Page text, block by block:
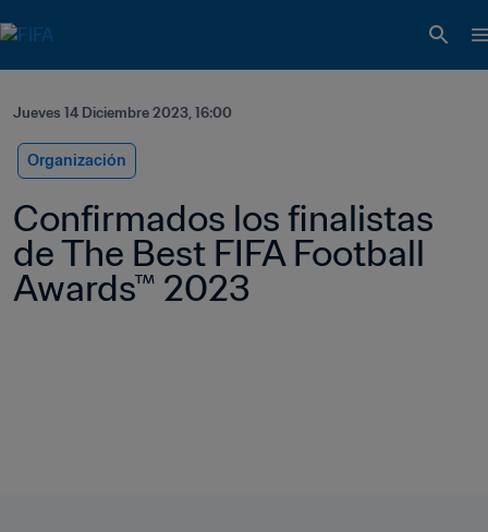
Jueves 14 Diciembre 2023, 16:00
Organización
Confirmados los finalistas
de The Best FIFA Football
Awards™ 2023